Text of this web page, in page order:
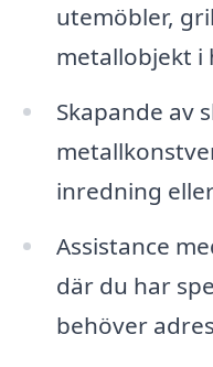
utemöbler,
metallobjekt i
Skapande av
inredning
Assistance
där du har
behöver